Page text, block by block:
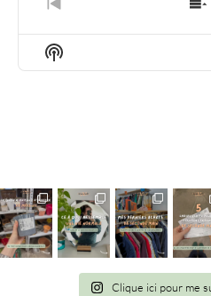
PREVIOUS
EPISODE
Show
Podcast
Clique ici pour me